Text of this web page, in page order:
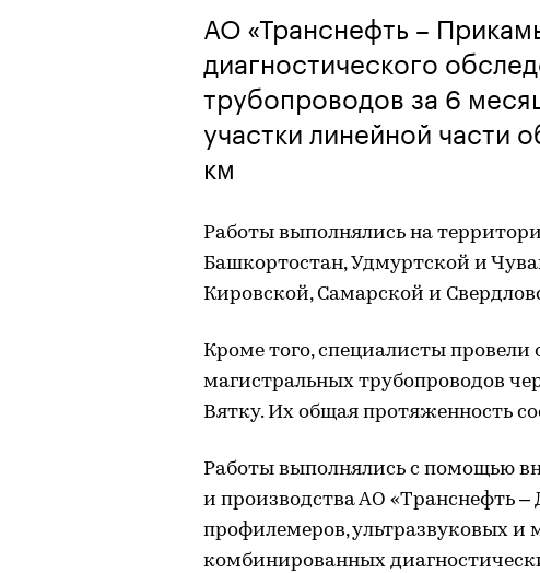
АО «Транснефть –
диагностического
трубопроводов за 6
участки линейной части
км
Работы выполнялись на
Башкортостан, Удмуртской и
Кировской, Самарской и
Кроме того, специалисты провели
магистральных трубопроводов
Вятку. Их общая протяженность
Работы выполнялись с помощью
и производства АО «Транснефть
профилемеров, ультразвуковых и
комбинированных